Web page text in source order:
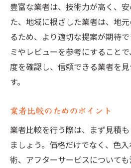
豊富な業者は、技術力が高く、
た、地域に根ざした業者は、地
るため、より適切な提案が期待
ミやレビューを参考にすること
度を確認し、信頼できる業者を
す。
業者比較のためのポイント
業者比較を行う際は、まず見積
ましょう。価格だけでなく、色
術、アフターサービスについて